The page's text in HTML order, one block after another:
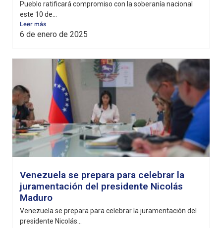
Pueblo ratificará compromiso con la soberanía nacional
este 10 de...
Leer más
6 de enero de 2025
Venezuela se prepara para celebrar la
juramentación del presidente Nicolás
Maduro
Venezuela se prepara para celebrar la juramentación del
presidente Nicolás...